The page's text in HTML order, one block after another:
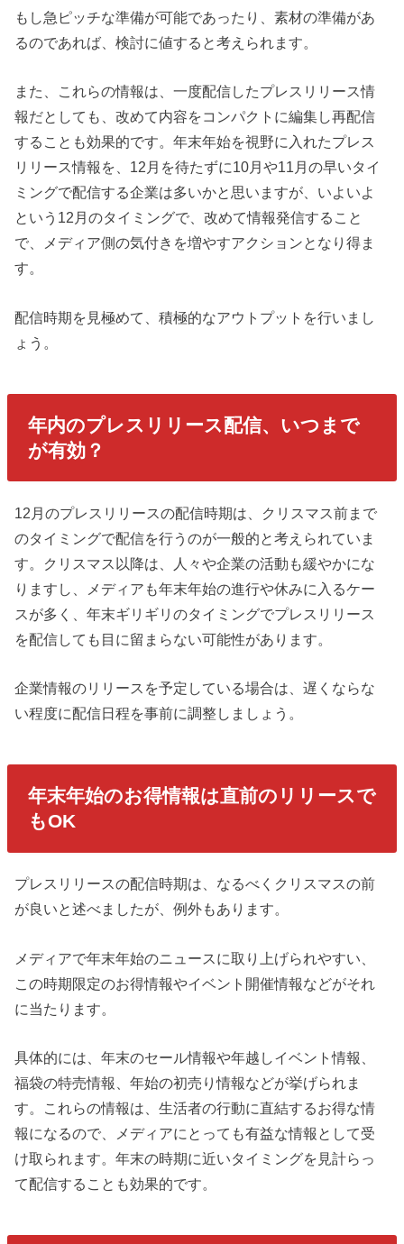
もし急ピッチな準備が可能であったり、素材の準備があ
るのであれば、検討に値すると考えられます。
また、これらの情報は、一度配信したプレスリリース情
報だとしても、改めて内容をコンパクトに編集し再配信
することも効果的です。年末年始を視野に入れたプレス
リリース情報を、12月を待たずに10月や11月の早いタイ
ミングで配信する企業は多いかと思いますが、いよいよ
という12月のタイミングで、改めて情報発信すること
で、メディア側の気付きを増やすアクションとなり得ま
す。
配信時期を見極めて、積極的なアウトプットを行いまし
ょう。
年内のプレスリリース配信、いつまで
が有効？
12月のプレスリリースの配信時期は、クリスマス前まで
のタイミングで配信を行うのが一般的と考えられていま
す。クリスマス以降は、人々や企業の活動も緩やかにな
りますし、メディアも年末年始の進行や休みに入るケー
スが多く、年末ギリギリのタイミングでプレスリリース
を配信しても目に留まらない可能性があります。
企業情報のリリースを予定している場合は、遅くならな
い程度に配信日程を事前に調整しましょう。
年末年始のお得情報は直前のリリースで
もOK
プレスリリースの配信時期は、なるべくクリスマスの前
が良いと述べましたが、例外もあります。
メディアで年末年始のニュースに取り上げられやすい、
この時期限定のお得情報やイベント開催情報などがそれ
に当たります。
具体的には、年末のセール情報や年越しイベント情報、
福袋の特売情報、年始の初売り情報などが挙げられま
す。これらの情報は、生活者の行動に直結するお得な情
報になるので、メディアにとっても有益な情報として受
け取られます。年末の時期に近いタイミングを見計らっ
て配信することも効果的です。